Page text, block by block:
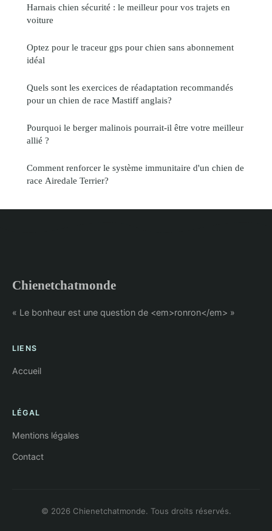
Harnais chien sécurité : le meilleur pour vos trajets en
voiture
Optez pour le traceur gps pour chien sans abonnement
idéal
Quels sont les exercices de réadaptation recommandés
pour un chien de race Mastiff anglais?
Pourquoi le berger malinois pourrait-il être votre meilleur
allié ?
Comment renforcer le système immunitaire d'un chien de
race Airedale Terrier?
Chienetchatmonde
« Le bonheur est une question de <em>ronron</em> »
LIENS
Accueil
LÉGAL
Mentions légales
Contact
© 2026 Chienetchatmonde. Tous droits réservés.